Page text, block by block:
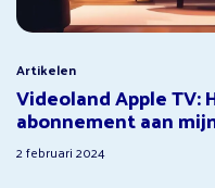
Artikelen
Videoland Apple TV:
abonnement aan
2 februari 2024